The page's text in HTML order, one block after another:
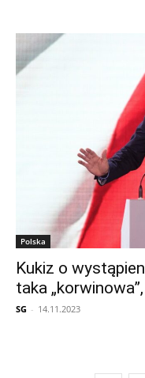
Polska
Kukiz o
taka
SG - 14.11.2023